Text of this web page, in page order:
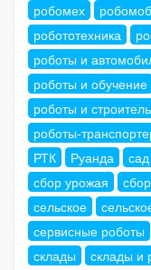
робомех
робототехника
роботы и
роботы и обучение
роботы и
роботы-
РТК
Руанда сад
сбор урожая
сельское
сервисные роботы
склады
склады и